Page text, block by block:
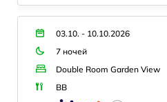
03.10. - 10.10.2026
7 ночей
Double Room Garden View
BB